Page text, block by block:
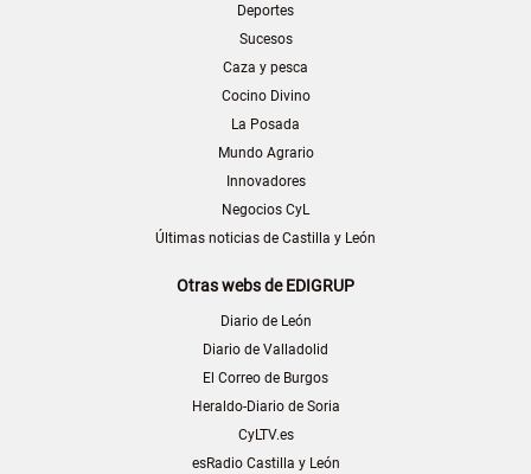
Deportes
Sucesos
Caza y pesca
Cocino Divino
La Posada
Mundo Agrario
Innovadores
Negocios CyL
Últimas noticias de Castilla y León
Otras webs de EDIGRUP
Diario de León
Diario de Valladolid
El Correo de Burgos
Heraldo-Diario de Soria
CyLTV.es
esRadio Castilla y León